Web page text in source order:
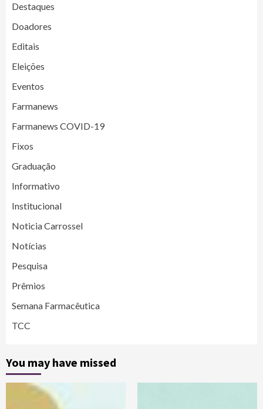
Destaques
Doadores
Editais
Eleições
Eventos
Farmanews
Farmanews COVID-19
Fixos
Graduação
Informativo
Institucional
Noticia Carrossel
Notícias
Pesquisa
Prêmios
Semana Farmacêutica
TCC
You may have missed